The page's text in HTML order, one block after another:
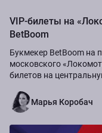
VIP-билеты на
BetBoom
Букмекер BetBoom на
московского
билетов на
Марья Коробач